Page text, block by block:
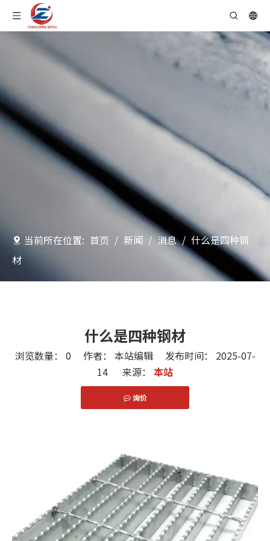
当前所在位置: 首页 / 新闻 / 消息 / 什么是四种钢
材
什么是四种钢材
浏览数量： 0 作者： 本站编辑 发布时间： 2025-07-
14 来源： 本站
询价